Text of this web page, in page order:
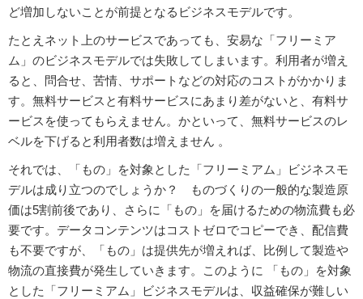
ど増加しないことが前提となるビジネスモデルです。
たとえネット上のサービスであっても、安易な「フリーミア
ム」のビジネスモデルでは失敗してしまいます。利用者が増え
ると、問合せ、苦情、サポートなどの対応のコストがかかりま
す。無料サービスと有料サービスにあまり差がないと、有料サ
ービスを使ってもらえません。かといって、無料サービスのレ
ベルを下げると利用者数は増えません 。
それでは、「もの」を対象とした「フリーミアム」ビジネスモ
デルは成り立つのでしょうか？ ものづくりの一般的な製造原
価は5割前後であり、さらに「もの」を届けるための物流費も必
要です。データコンテンツはコストゼロでコピーでき、配信費
も不要ですが、「もの」は提供先が増えれば、比例して製造や
物流の直接費が発生していきます。このように 「もの」を対象
とした「フリーミアム」ビジネスモデルは、収益確保が難しい